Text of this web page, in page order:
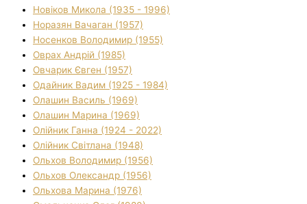
Новіков Микола (1935 - 1996)
Норазян Вачаган (1957)
Носенков Володимир (1955)
Оврах Андрій (1985)
Овчарик Євген (1957)
Одайник Вадим (1925 - 1984)
Олашин Василь (1969)
Олашин Марина (1969)
Олійник Ганна (1924 - 2022)
Олійник Світлана (1948)
Ольхов Володимир (1956)
Ольхов Олександр (1956)
Ольхова Марина (1976)